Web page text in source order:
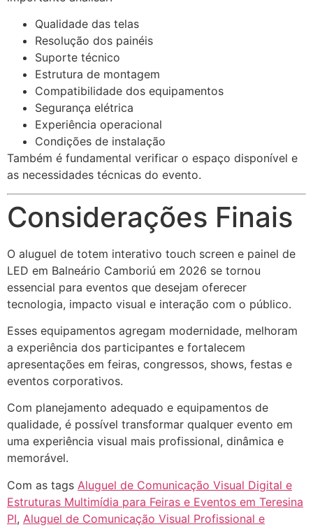
Qualidade das telas
Resolução dos painéis
Suporte técnico
Estrutura de montagem
Compatibilidade dos equipamentos
Segurança elétrica
Experiência operacional
Condições de instalação
Também é fundamental verificar o espaço disponível e
as necessidades técnicas do evento.
Considerações Finais
O aluguel de totem interativo touch screen e painel de
LED em Balneário Camboriú em 2026 se tornou
essencial para eventos que desejam oferecer
tecnologia, impacto visual e interação com o público.
Esses equipamentos agregam modernidade, melhoram
a experiência dos participantes e fortalecem
apresentações em feiras, congressos, shows, festas e
eventos corporativos.
Com planejamento adequado e equipamentos de
qualidade, é possível transformar qualquer evento em
uma experiência visual mais profissional, dinâmica e
memorável.
Com as tags Aluguel de Comunicação Visual Digital e
Estruturas Multimídia para Feiras e Eventos em Teresina
PI, Aluguel de Comunicação Visual Profissional e